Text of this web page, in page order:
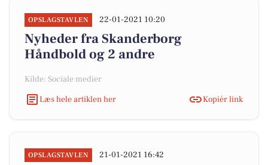
OPSLAGSTAVLEN 22-01-2021 10:20
Nyheder fra Skanderborg
Håndbold og 2 andre
Kilde: Sociale medier
Læs hele artiklen her
Kopiér link
OPSLAGSTAVLEN 21-01-2021 16:42